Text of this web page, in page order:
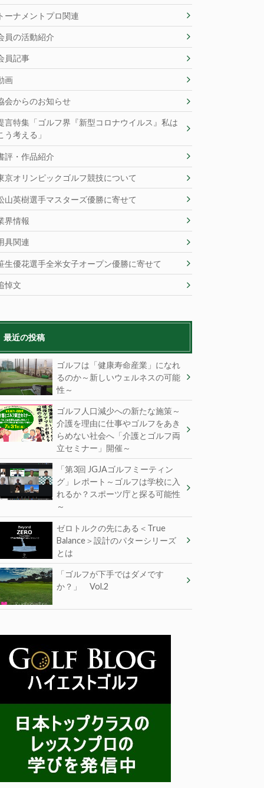
トーナメントプロ関連
員の活動紹介
員記事
画
会からのお知らせ
言特集「ゴルフ界『新型コロナウイルス』私は
う考える」
評・作品紹介
京オリンピックゴルフ競技について
山英樹選手マスターズ優勝に寄せて
界情報
具関連
生優花選手全米女子オープン優勝に寄せて
悼文
最近の投稿
ゴルフは「健康寿命産業」になれ
るのか～新しいウェルネスの可能
性～
ゴルフ人口減少への新たな施策～
介護を理由に仕事やゴルフをあき
らめない社会へ「介護とゴルフ両
立セミナー」開催～
「第3回 JGJAゴルフミーティン
グ」レポート～ゴルフは学校に入
れるか？スポーツ庁と探る可能性
～
ゼロトルクの先にある＜True
Balance＞設計のパターシリーズ
とは
「ゴルフが下手ではダメです
か？」 Vol.2